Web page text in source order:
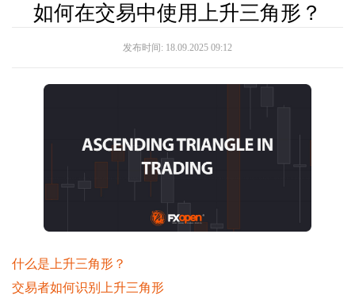
如何在交易中使用上升三角形？
发布时间: 18.09.2025 09:12
什么是上升三角形？
交易者如何识别上升三角形